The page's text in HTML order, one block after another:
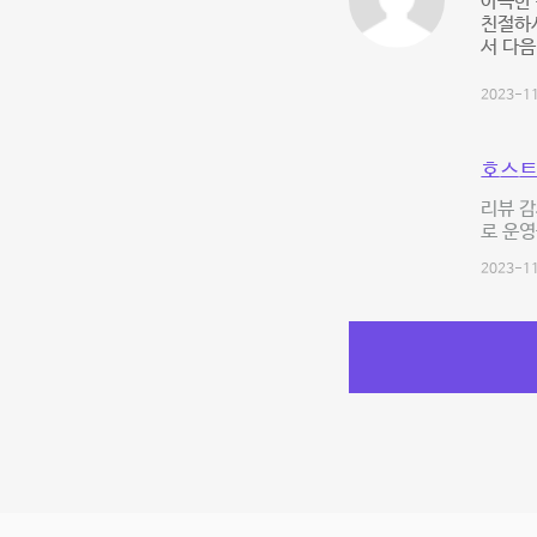
친절하
서 다
2023-
호스
리뷰
로 운
2023-